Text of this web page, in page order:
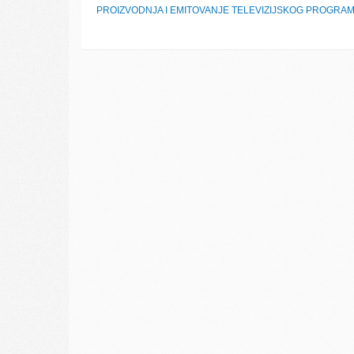
PROIZVODNJA I EMITOVANJE TELEVIZIJSKOG